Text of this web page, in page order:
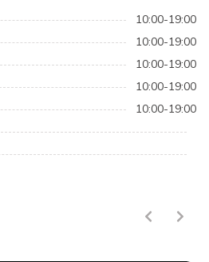
10:00-19:00
10:00-19:00
10:00-19:00
10:00-19:00
10:00-19:00